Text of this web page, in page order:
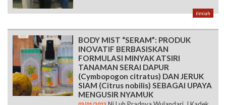
ilmiah
BODY MIST “SERAM”: PRODUK
INOVATIF BERBASISKAN
FORMULASI MINYAK ATSIRI
TANAMAN SERAI DAPUR
(Cymbopogon citratus) DAN JERUK
SIAM (Citrus nobilis) SEBAGAI UPAYA
MENGUSIR NYAMUK